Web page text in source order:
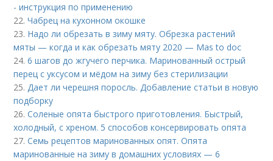
- инструкция по применению
22.Чабрец на кухонном окошке
23. Надо ли обрезать в зиму мяту. Обрезка растений
мяты — когда и как обрезать мяту 2020 — Mas to doc
24.6 шагов до жгучего перчика. Маринованный острый
перец с уксусом и мёдом на зиму без стерилизации
25.Дает ли черешня поросль. Добавление статьи в новую
подборку
26.Соленые опята быстрого приготовления. Быстрый,
холодный, с хреном. 5 способов консервировать опята
27.Семь рецептов маринованных опят. Опята
маринованные на зиму в домашних условиях — 6